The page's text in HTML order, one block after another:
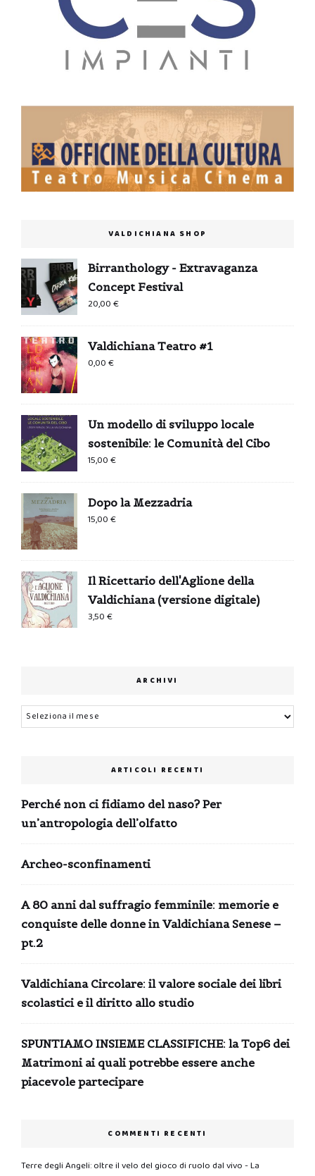
VALDICHIANA SHOP
Birranthology - Extravaganza
Concept Festival
20,00€
Valdichiana Teatro #1
0,00€
Un modello di sviluppo locale
sostenibile: le Comunità del Cibo
15,00€
Dopo la Mezzadria
15,00€
Il Ricettario dell'Aglione della
Valdichiana (versione digitale)
3,50€
ARCHIVI
Archivi
ARTICOLI RECENTI
Perché non ci fidiamo del naso? Per
un’antropologia dell’olfatto
Archeo-sconfinamenti
A 80 anni dal suffragio femminile: memorie e
conquiste delle donne in Valdichiana Senese –
pt.2
Valdichiana Circolare: il valore sociale dei libri
scolastici e il diritto allo studio
SPUNTIAMO INSIEME CLASSIFICHE: la Top6 dei
Matrimoni ai quali potrebbe essere anche
piacevole partecipare
COMMENTI RECENTI
Terre degli Angeli: oltre il velo del gioco di ruolo dal vivo - La